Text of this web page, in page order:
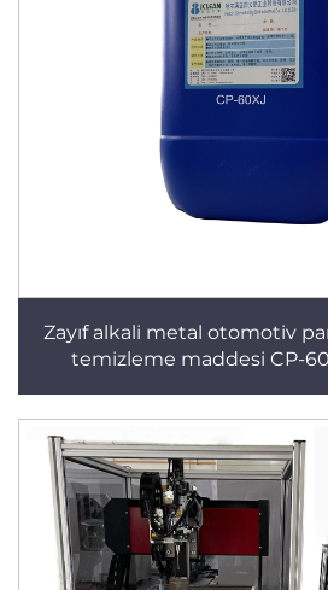
Zayıf alkali metal otomotiv
temizleme maddesi CP-